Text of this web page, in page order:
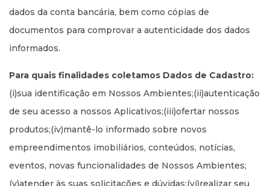
dados da conta bancária, bem como cópias de
documentos para comprovar a autenticidade dos dados
informados.
Para quais finalidades coletamos Dados de Cadastro:
(i)sua identificação em Nossos Ambientes;(ii)autenticação
de seu acesso a nossos Aplicativos;(iii)ofertar nossos
produtos;(iv)mantê-lo informado sobre novos
empreendimentos imobiliários, conteúdos, notícias,
eventos, novas funcionalidades de Nossos Ambientes;
(v)atender às suas solicitações e dúvidas;(vi)realizar seu